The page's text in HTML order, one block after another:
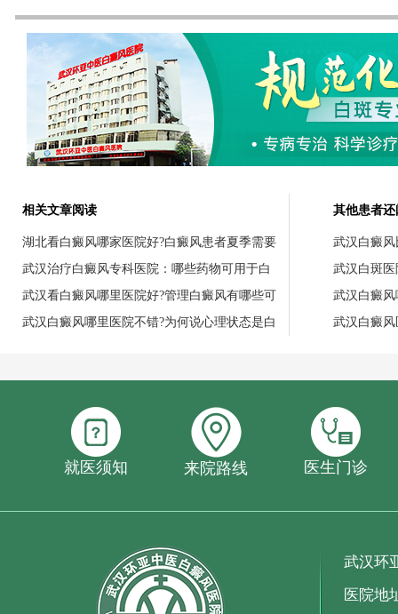
相关文章阅读
湖北看白癜风哪家医院好?白癜风患者夏季需要
武汉治疗白癜风专科医院：哪些药物可用于白
武汉看白癜风哪里医院好?管理白癜风有哪些可
武汉白癜风哪里医院不错?为何说心理状态是白
其他患者
武汉白癜
武汉白斑
武汉白癜
武汉白癜
就医须知 来院路线 医生门诊
武汉环
医院地